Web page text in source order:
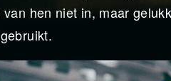
hen niet in, maar